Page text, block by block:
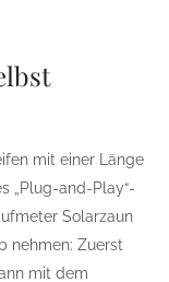
mit einer Länge
„Plug-and-Play“-
Solarzaun
nehmen: Zuerst
mit dem